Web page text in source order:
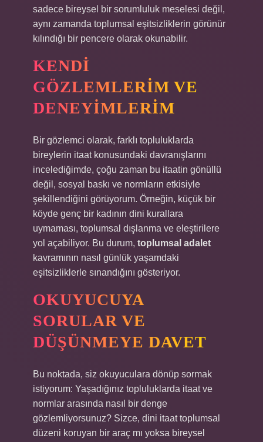
sadece bireysel bir sorumluluk meselesi değil,
aynı zamanda toplumsal eşitsizliklerin görünür
kılındığı bir pencere olarak okunabilir.
KENDI
GÖZLEMLERIM VE
DENEYIMLERIM
Bir gözlemci olarak, farklı topluluklarda
bireylerin itaat konusundaki davranışlarını
incelediğimde, çoğu zaman bu itaatin gönüllü
değil, sosyal baskı ve normların etkisiyle
şekillendiğini görüyorum. Örneğin, küçük bir
köyde genç bir kadının dini kurallara
uymaması, toplumsal dışlanma ve eleştirilere
yol açabiliyor. Bu durum, toplumsal adalet
kavramının nasıl günlük yaşamdaki
eşitsizliklerle sınandığını gösteriyor.
OKUYUCUYA
SORULAR VE
DÜŞÜNMEYE DAVET
Bu noktada, siz okuyuculara dönüp sormak
istiyorum: Yaşadığınız topluluklarda itaat ve
normlar arasında nasıl bir denge
gözlemliyorsunuz? Sizce, dini itaat toplumsal
düzeni koruyan bir araç mı yoksa bireysel